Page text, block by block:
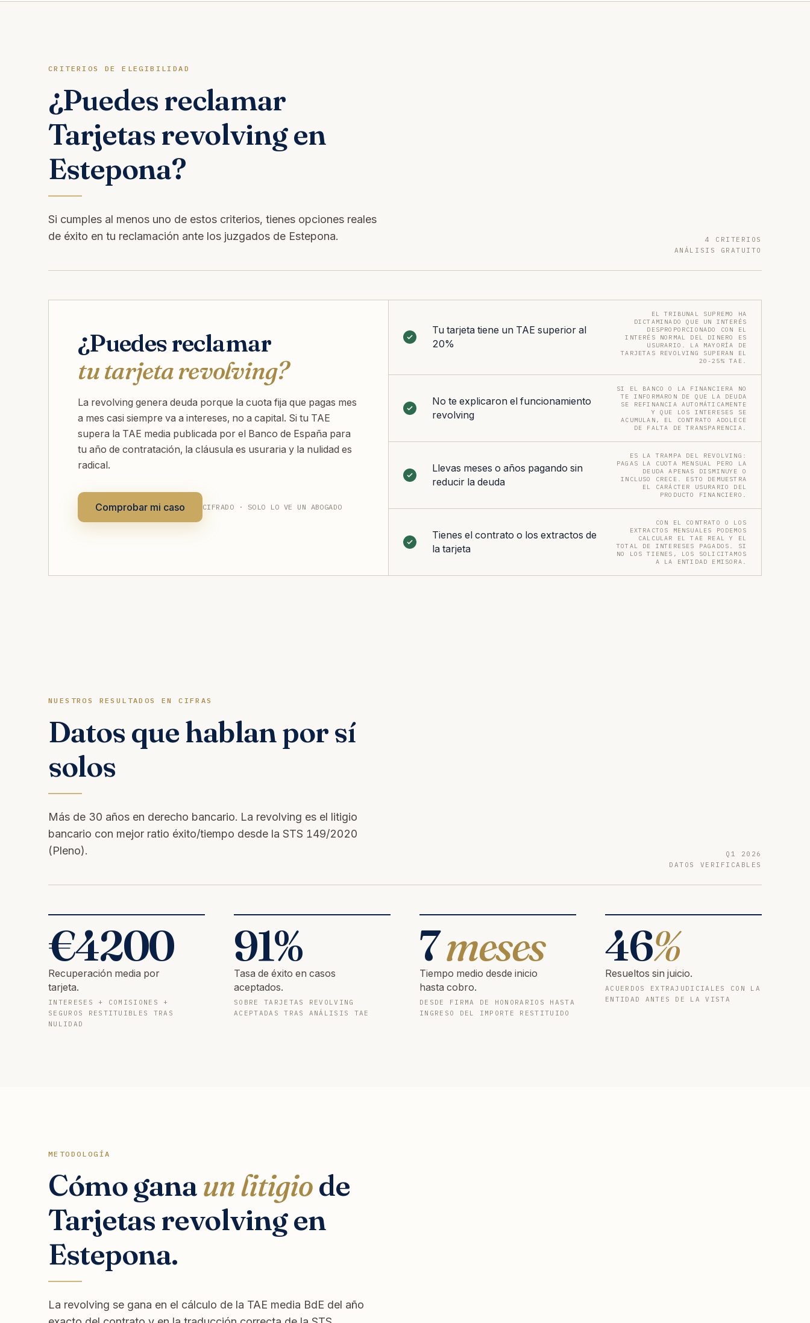
CRITERIOS DE ELEGIBILIDAD
¿Puedes reclamar
Tarjetas revolving en
Estepona?
Si cumples al menos uno de estos criterios, tienes opciones reales
de éxito en tu reclamación ante los juzgados de Estepona.
4 CRITERIOS
ANÁLISIS GRATUITO
¿Puedes reclamar
tu tarjeta revolving?
La revolving genera deuda porque la cuota fija que pagas mes
a mes casi siempre va a intereses, no a capital. Si tu TAE
supera la TAE media publicada por el Banco de España para
tu año de contratación, la cláusula es usuraria y la nulidad es
radical.
Comprobar mi caso CIFRADO · SOLO LO VE UN ABOGADO
Tu tarjeta tiene un TAE superior al
20%
EL TRIBUNAL SUPREMO HA
DICTAMINADO QUE UN INTERÉS
DESPROPORCIONADO CON EL
INTERÉS NORMAL DEL DINERO ES
USURARIO. LA MAYORÍA DE
TARJETAS REVOLVING SUPERAN EL
20-25% TAE.
No te explicaron el funcionamiento
revolving
SI EL BANCO O LA FINANCIERA NO
TE INFORMARON DE QUE LA DEUDA
SE REFINANCIA AUTOMÁTICAMENTE
Y QUE LOS INTERESES SE
ACUMULAN, EL CONTRATO ADOLECE
DE FALTA DE TRANSPARENCIA.
Llevas meses o años pagando sin
reducir la deuda
ES LA TRAMPA DEL REVOLVING:
PAGAS LA CUOTA MENSUAL PERO LA
DEUDA APENAS DISMINUYE O
INCLUSO CRECE. ESTO DEMUESTRA
EL CARÁCTER USURARIO DEL
PRODUCTO FINANCIERO.
Tienes el contrato o los extractos de
la tarjeta
CON EL CONTRATO O LOS
EXTRACTOS MENSUALES PODEMOS
CALCULAR EL TAE REAL Y EL
TOTAL DE INTERESES PAGADOS. SI
NO LOS TIENES, LOS SOLICITAMOS
A LA ENTIDAD EMISORA.
NUESTROS RESULTADOS EN CIFRAS
Datos que hablan por sí
solos
Más de 30 años en derecho bancario. La revolving es el litigio
bancario con mejor ratio éxito/tiempo desde la STS 149/2020
(Pleno).
Q1 2026
DATOS VERIFICABLES
€4200
Recuperación media por
tarjeta.
INTERESES + COMISIONES +
SEGUROS RESTITUIBLES TRAS
NULIDAD
91%
Tasa de éxito en casos
aceptados.
SOBRE TARJETAS REVOLVING
ACEPTADAS TRAS ANÁLISIS TAE
7meses
Tiempo medio desde inicio
hasta cobro.
DESDE FIRMA DE HONORARIOS HASTA
INGRESO DEL IMPORTE RESTITUIDO
46%
Resueltos sin juicio.
ACUERDOS EXTRAJUDICIALES CON LA
ENTIDAD ANTES DE LA VISTA
METODOLOGÍA
Cómo ganaun litigiode
Tarjetas revolving en
Estepona.
La revolving se gana en el cálculo de la TAE media BdE del año